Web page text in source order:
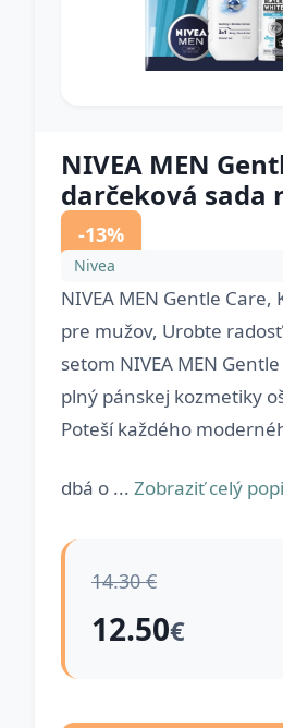
NIVEA MEN
darčeková sada
-13%
Nivea
NIVEA MEN Gentle Care,
pre mužov, Urobte
setom NIVEA MEN
plný pánskej kozmetiky
Poteší každého
dbá o ... Zobraziť celý
14.30 €
12.50€